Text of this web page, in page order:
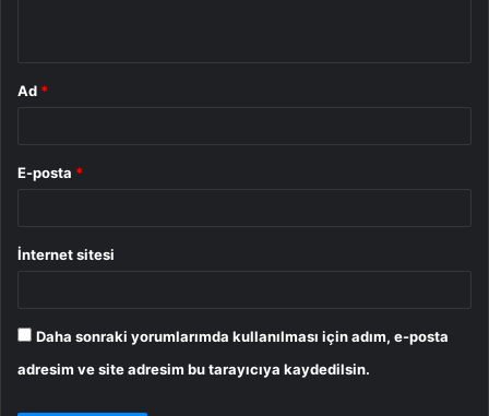
Ad *
E-posta *
İnternet sitesi
Daha sonraki yorumlarımda kullanılması için adım, e-posta
adresim ve site adresim bu tarayıcıya kaydedilsin.